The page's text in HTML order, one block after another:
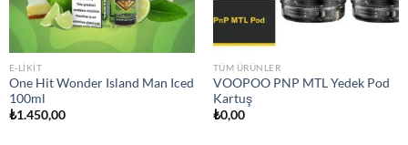
E-LIKIT
One Hit Wonder Island Man Iced
100ml
₺1.450,00
TÜM ÜRÜNLER
VOOPOO PNP MTL Yedek Pod
Kartuş
₺0,00